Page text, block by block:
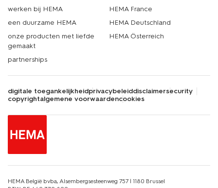
werken bij HEMA
een duurzame HEMA
onze producten met liefde
gemaakt
partnerships
HEMA France
HEMA Deutschland
HEMA Österreich
digitale toegankelijkheidprivacybeleiddisclaimersecurity
copyrightalgemene voorwaardencookies
HEMA België bvba, Alsembergsesteenweg 757 | 1180 Brussel